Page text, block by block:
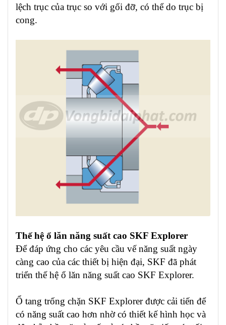
lệch trục của trục so với gối đỡ, có thể do trục bị
cong.
Thế hệ ổ lăn năng suất cao SKF Explorer
Để đáp ứng cho các yêu cầu vế năng suất ngày
càng cao của các thiết bị hiện đại, SKF đã phát
triển thế hệ ổ lăn năng suất cao SKF Explorer.
Ổ tang trống chặn SKF Explorer được cải tiến để
có năng suất cao hơn nhờ có thiết kế hình học và